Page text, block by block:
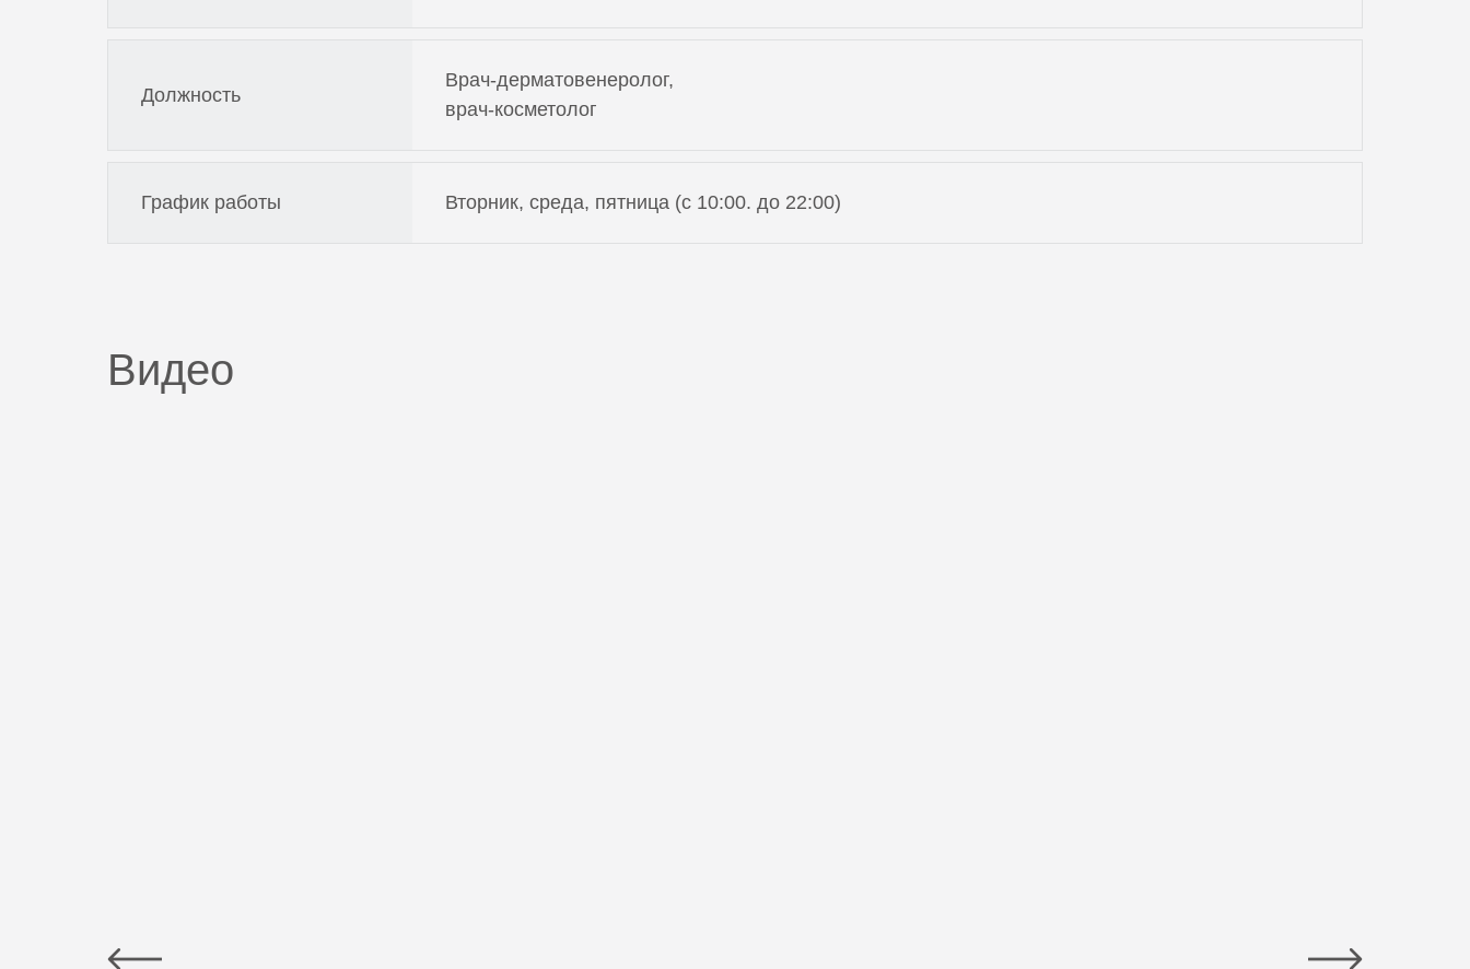
Должность
Врач-дерматовенеролог,
врач-косметолог
График работы Вторник, среда, пятница (с 10:00. до 22:00)
Видео